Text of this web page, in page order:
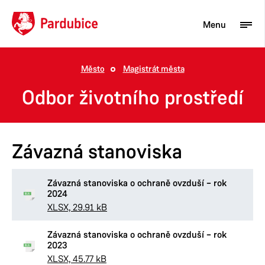
Turista
Podnikatel
Město
Město Magistrát města
Odbor životního prostředí
Závazná stanoviska
Závazná stanoviska o ochraně ovzduší – rok
2024
XLSX, 29.91 kB
Závazná stanoviska o ochraně ovzduší – rok
2023
XLSX, 45.77 kB
Menu